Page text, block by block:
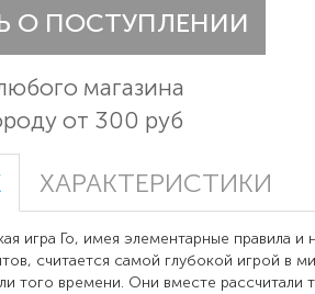
О ПОСТУПЛЕНИИ
магазина
от 300 руб
ХАРАКТЕРИСТИКИ
Го, имея элементарные правила и
считается самой глубокой игрой в
того времени. Они вместе рассчитали